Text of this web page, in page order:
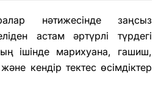
нәтижесінде заңсыз
астам әртүрлі түрдегі
ішінде марихуана, гашиш,
кендір тектес өсімдіктер